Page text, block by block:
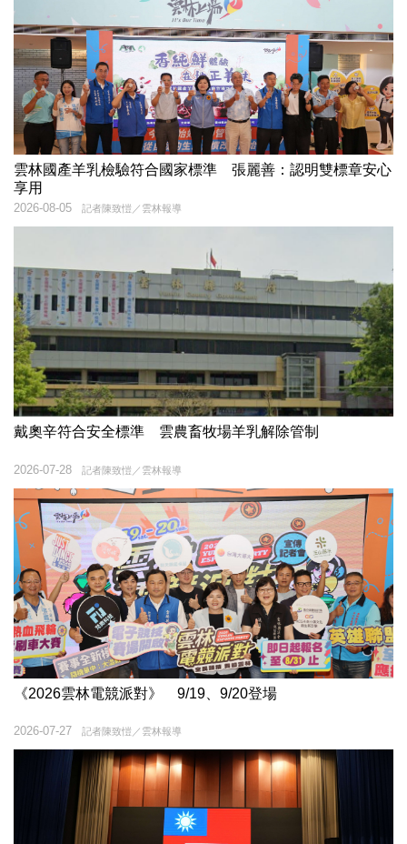
雲林國產羊乳檢驗符合國家標準 張麗善：認明雙標章安心
享用
記者陳致愷／雲林報導
2026-08-05
戴奧辛符合安全標準 雲農畜牧場羊乳解除管制
記者陳致愷／雲林報導
2026-07-28
《2026雲林電競派對》 9/19、9/20登場
記者陳致愷／雲林報導
2026-07-27